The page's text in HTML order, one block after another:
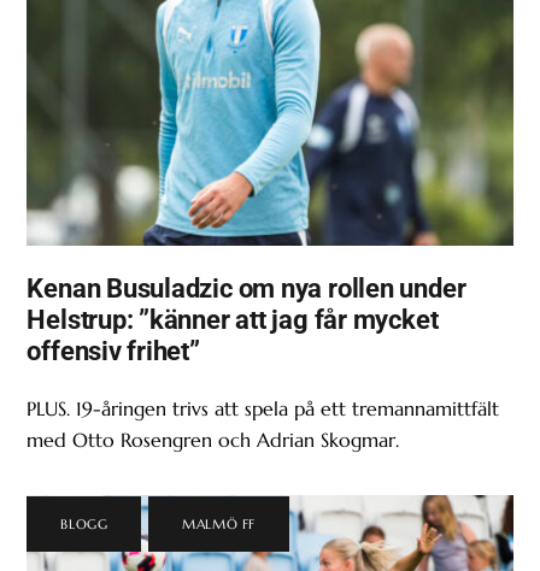
Kenan Busuladzic om nya rollen under
Helstrup: ”känner att jag får mycket
offensiv frihet”
PLUS. 19-åringen trivs att spela på ett tremannamittfält
med Otto Rosengren och Adrian Skogmar.
BLOGG MALMÖ FF